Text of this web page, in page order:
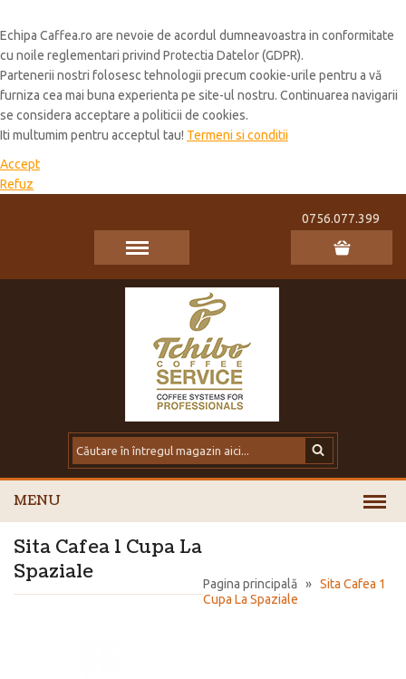
Echipa Caffea.ro are nevoie de acordul dumneavoastra in conformitate
cu noile reglementari privind Protectia Datelor (GDPR).
Partenerii nostri folosesc tehnologii precum cookie-urile pentru a vă
furniza cea mai buna experienta pe site-ul nostru. Continuarea navigarii
se considera acceptare a politicii de cookies.
Iti multumim pentru acceptul tau! Termeni si conditii
Accept
Refuz
0756.077.399
MENU
Pagina principală » Sita Cafea 1
Cupa La Spaziale
Sita Cafea 1 Cupa La
Spaziale